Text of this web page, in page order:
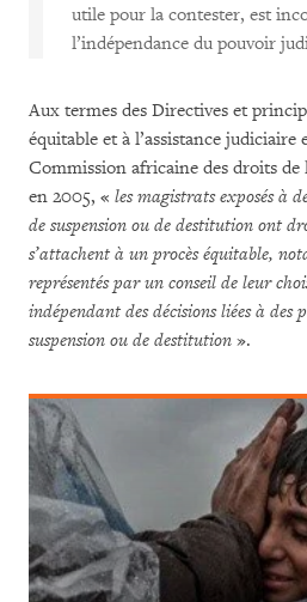
utile pour la contester, est
l’indépendance du pouvoir
Aux termes des Directives et
équitable et à l’assistance
Commission africaine des droits de
en 2005, « les magistrats exposés à
de suspension ou de destitution ont
s’attachent à un procès équitable,
représentés par un conseil de leur
indépendant des décisions liées à des
suspension ou de destitution ».